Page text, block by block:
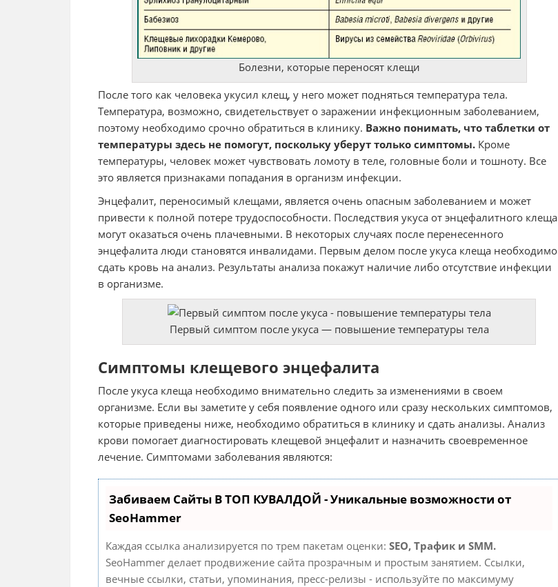
Болезни, которые переносят клещи
После того как человека укусил клещ, у него может подняться температура тела.
Температура, возможно, свидетельствует о заражении инфекционным заболеванием,
поэтому необходимо срочно обратиться в клинику. Важно понимать, что таблетки от
температуры здесь не помогут, поскольку уберут только симптомы. Кроме
температуры, человек может чувствовать ломоту в теле, головные боли и тошноту. Все
это является признаками попадания в организм инфекции.
Энцефалит, переносимый клещами, является очень опасным заболеванием и может
привести к полной потере трудоспособности. Последствия укуса от энцефалитного клеща
могут оказаться очень плачевными. В некоторых случаях после перенесенного
энцефалита люди становятся инвалидами. Первым делом после укуса клеща необходимо
сдать кровь на анализ. Результаты анализа покажут наличие либо отсутствие инфекции
в организме.
Первый симптом после укуса — повышение температуры тела
Симптомы клещевого энцефалита
После укуса клеща необходимо внимательно следить за изменениями в своем
организме. Если вы заметите у себя появление одного или сразу нескольких симптомов,
которые приведены ниже, необходимо обратиться в клинику и сдать анализы. Анализ
крови помогает диагностировать клещевой энцефалит и назначить своевременное
лечение. Симптомами заболевания являются:
Забиваем Сайты В ТОП КУВАЛДОЙ - Уникальные возможности от
SeoHammer
Каждая ссылка анализируется по трем пакетам оценки: SEO, Трафик и SMM.
SeoHammer делает продвижение сайта прозрачным и простым занятием. Ссылки,
вечные ссылки, статьи, упоминания, пресс-релизы - используйте по максимуму